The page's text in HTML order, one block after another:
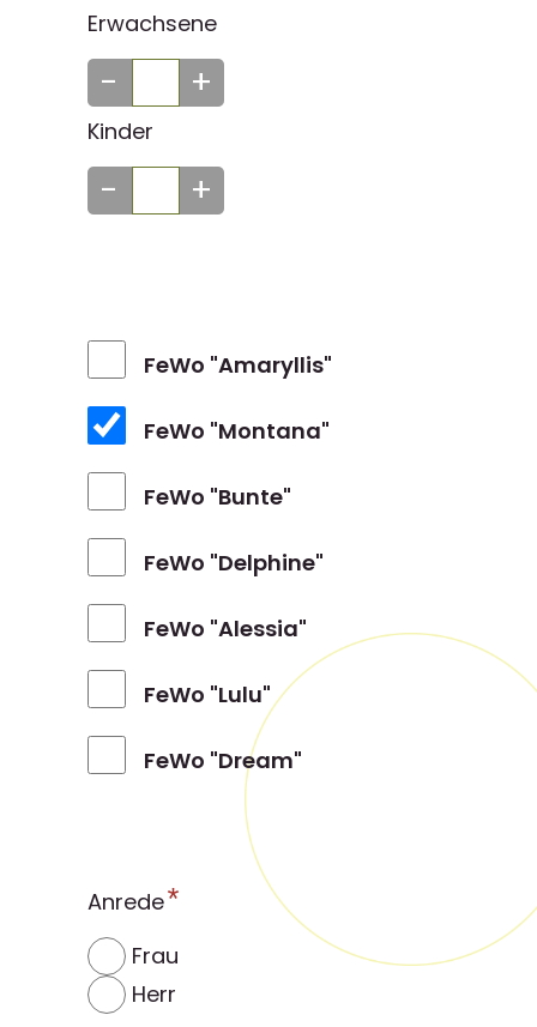
Erwachsene
- +
Kinder
- +
FeWo "Amaryllis"
FeWo "Montana"
FeWo "Bunte"
FeWo "Delphine"
FeWo "Alessia"
FeWo "Lulu"
FeWo "Dream"
Anrede*
Frau
Herr